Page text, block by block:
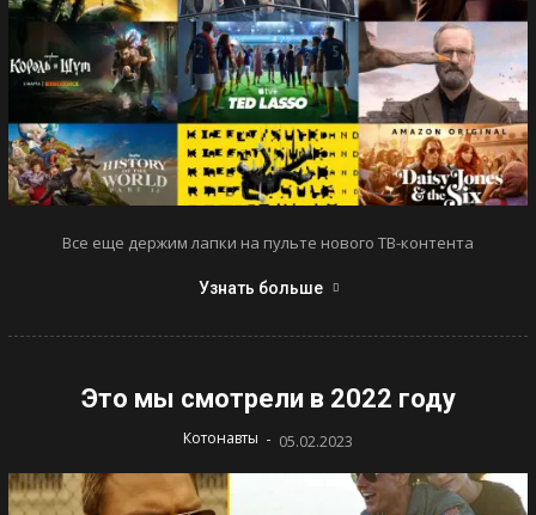
Все еще держим лапки на пульте нового ТВ-контента
Узнать больше
Это мы смотрели в 2022 году
Котонавты - 05.02.2023